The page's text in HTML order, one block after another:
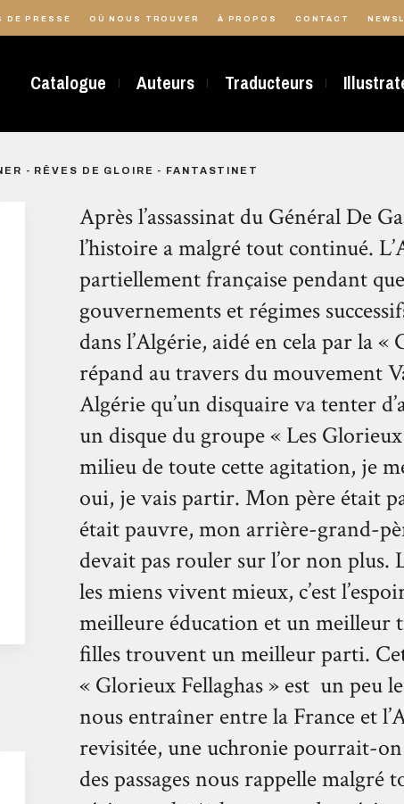
DE PRESSE OÙ NOUS TROUVER À PROPOS CONTACT
Catalogue Auteurs Traducteurs
- RÊVES DE GLOIRE - FANTASTINET
Après l’assassinat du Général De
l’histoire a malgré tout continué.
partiellement française pendant
gouvernements et régimes
dans l’Algérie, aidé en cela par la
répand au travers du mouvement
Algérie qu’un disquaire va tenter
un disque du groupe « Les
milieu de toute cette agitation, je
oui, je vais partir. Mon père était
était pauvre, mon arrière-grand-
devait pas rouler sur l’or non plus.
les miens vivent mieux, c’est
meilleure éducation et un meilleur
filles trouvent un meilleur parti.
« Glorieux Fellaghas » est un peu
nous entraîner entre la France et
revisitée, une uchronie pourrait-on
des passages nous rappelle